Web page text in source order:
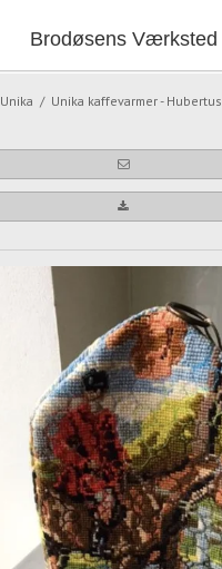
Brodøsens Værksted
Unika / Unika kaffevarmer - Hubertus